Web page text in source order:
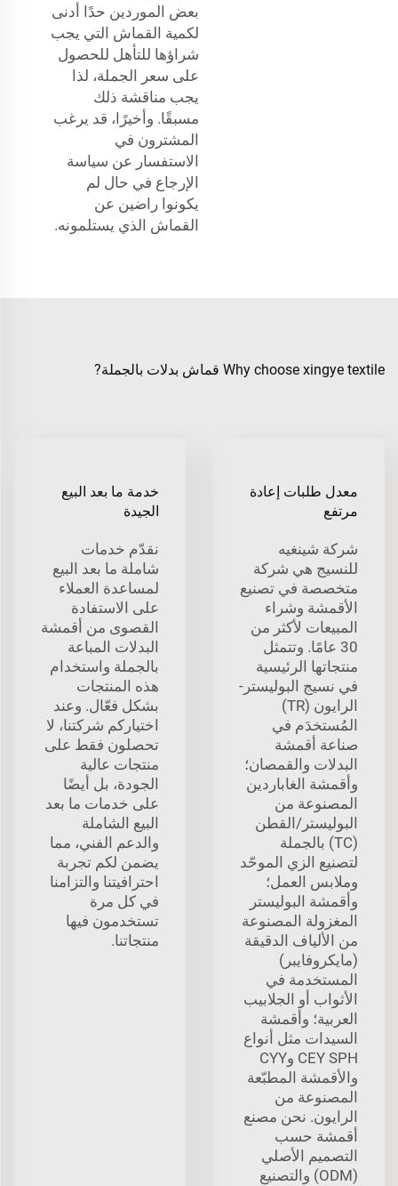
بعض الموردين حدًا أدنى
لكمية القماش التي يجب
شراؤها للتأهل للحصول
على سعر الجملة، لذا
يجب مناقشة ذلك
مسبقًا. وأخيرًا، قد يرغب
المشترون في
الاستفسار عن سياسة
الإرجاع في حال لم
يكونوا راضين عن
القماش الذي يستلمونه.
Why choose xingye textile قماش بدلات بالجملة?
معدل طلبات إعادة
مرتفع
شركة شينغيه
للنسيج هي شركة
متخصصة في تصنيع
الأقمشة وشراء
المبيعات لأكثر من
30 عامًا. وتتمثل
منتجاتها الرئيسية
في نسيج البوليستر-
الرايون (TR)
المُستخدَم في
صناعة أقمشة
البدلات والقمصان؛
وأقمشة الغاباردين
المصنوعة من
البوليستر/القطن
(TC) بالجملة
لتصنيع الزي الموحّد
وملابس العمل؛
وأقمشة البوليستر
المغزولة المصنوعة
من الألياف الدقيقة
(مايكروفايبر)
المستخدمة في
الأثواب أو الجلابيب
العربية؛ وأقمشة
السيدات مثل أنواع
CEY SPH وCYY
والأقمشة المطبّعة
المصنوعة من
الرايون. نحن مصنع
أقمشة حسب
التصميم الأصلي
(ODM) والتصنيع
خدمة ما بعد البيع
الجيدة
نقدّم خدمات
شاملة ما بعد البيع
لمساعدة العملاء
على الاستفادة
القصوى من أقمشة
البدلات المباعة
بالجملة واستخدام
هذه المنتجات
بشكل فعّال. وعند
اختياركم شركتنا، لا
تحصلون فقط على
منتجات عالية
الجودة، بل أيضًا
على خدمات ما بعد
البيع الشاملة
والدعم الفني، مما
يضمن لكم تجربة
احترافيتنا والتزامنا
في كل مرة
تستخدمون فيها
منتجاتنا.